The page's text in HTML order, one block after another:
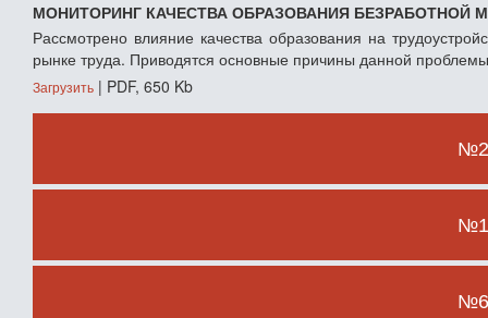
МОНИТОРИНГ КАЧЕСТВА ОБРАЗОВАНИЯ БЕЗРАБОТНОЙ
Рассмотрено влияние качества образования на
рынке труда. Приводятся основные причины данной
Загрузить | PDF, 650 Kb
№2
№1
№6